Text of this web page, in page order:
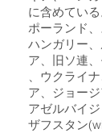
に含めている
ポーランド、
ハンガリー、
ア、 旧ソ連、
、ウクライナ
ア、
ジョー
アゼルバイジ
ザフスタン